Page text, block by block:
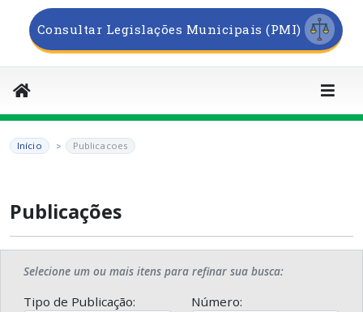
Consultar Legislações Municipais (PMI)
Início Publicacoes
Publicações
Selecione um ou mais itens para refinar sua busca:
Tipo de Publicação: Número: